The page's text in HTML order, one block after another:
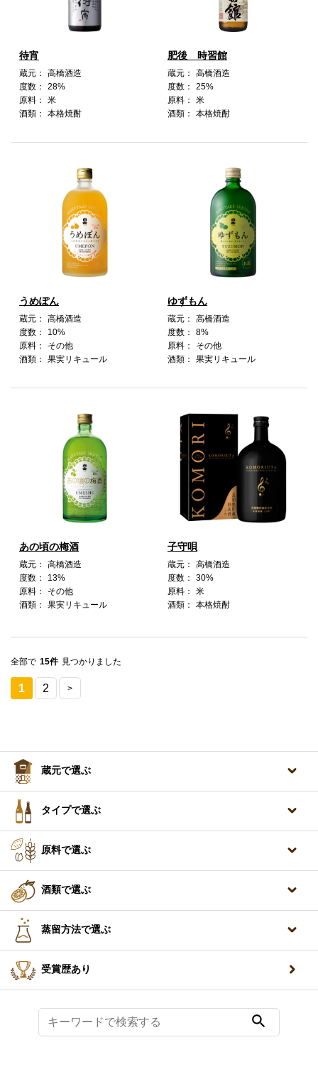
蔵元で選ぶ
タイプで選ぶ
原料で選ぶ
酒類で選ぶ
蒸留方法で選ぶ
受賞歴あり
search
待宵
蔵元：
高橋酒造
度数：
28%
原料：
米
酒類：
本格焼酎
肥後 時習館
蔵元：
高橋酒造
度数：
25%
原料：
米
酒類：
本格焼酎
うめぽん
蔵元：
高橋酒造
度数：
10%
原料：
その他
酒類：
果実リキュール
ゆずもん
蔵元：
高橋酒造
度数：
8%
原料：
その他
酒類：
果実リキュール
あの頃の梅酒
蔵元：
高橋酒造
度数：
13%
原料：
その他
酒類：
果実リキュール
子守唄
蔵元：
高橋酒造
度数：
30%
原料：
米
酒類：
本格焼酎
全部で 15件 見つかりました
1 2 >